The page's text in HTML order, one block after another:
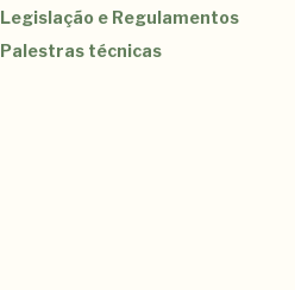
Legislação e Regulamentos
Palestras técnicas